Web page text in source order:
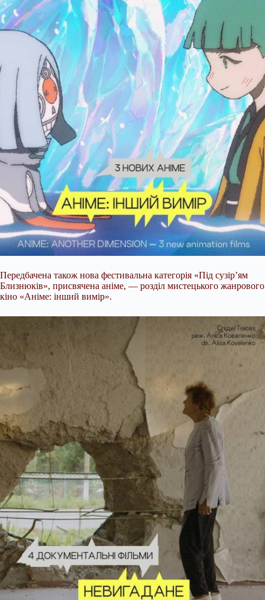
Передбачена також нова фестивальна категорія «Під сузір’ям
Близнюків», присвячена аніме, — розділ мистецького жанрового
кіно «Аніме: інший вимір».